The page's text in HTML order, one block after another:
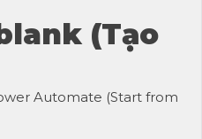
(Tạo